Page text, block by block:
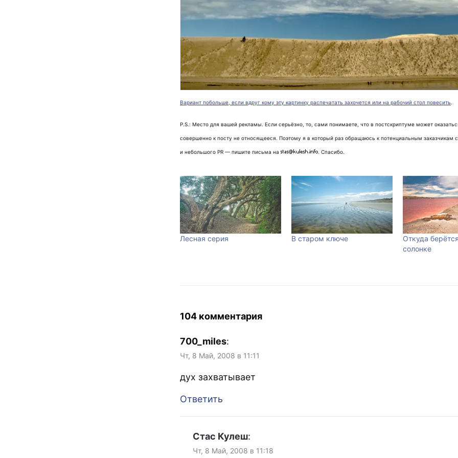
Вариант побольше, если вдруг кому эту картинку распечатать захочется или на рабочий стол повесить.
P.S.: Место для вашей рекламы. Если серьёзно, то, сами понимаете, что в постскриптуме может
совершенно к посту не относящееся. Поэтому я в который раз обращаюсь к потенциальным заказчикам
и небольшого PR — пишите письма на . Спасибо.
Лесная серия В старом ключе
Откуда
солонке
104 комментария
700_miles:
Чт, 8 Май, 2008 в 11:11
дух захватывает
Ответить
Стас Кулеш:
Чт, 8 Май, 2008 в 11:18